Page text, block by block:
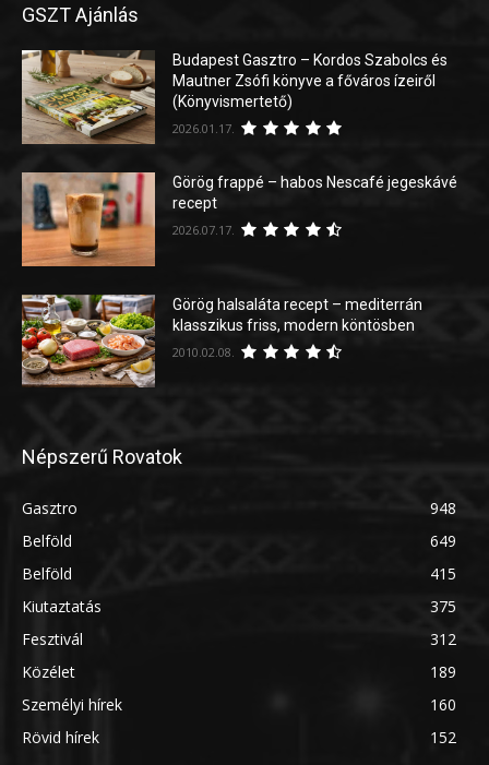
GSZT Ajánlás
Budapest Gasztro – Kordos Szabolcs és
Mautner Zsófi könyve a főváros ízeiről
(Könyvismertető)
2026.01.17.
Görög frappé – habos Nescafé jegeskávé
recept
2026.07.17.
Görög halsaláta recept – mediterrán
klasszikus friss, modern köntösben
2010.02.08.
Népszerű Rovatok
Gasztro
948
Belföld
649
Belföld
415
Kiutaztatás
375
Fesztivál
312
Közélet
189
Személyi hírek
160
Rövid hírek
152